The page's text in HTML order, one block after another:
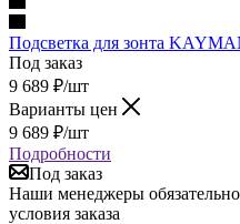
Подсветка для зонта
Под заказ
9 689 ₽/шт
Варианты цен
9 689 ₽/шт
Подробности
Под заказ
Наши менеджеры
условия заказа